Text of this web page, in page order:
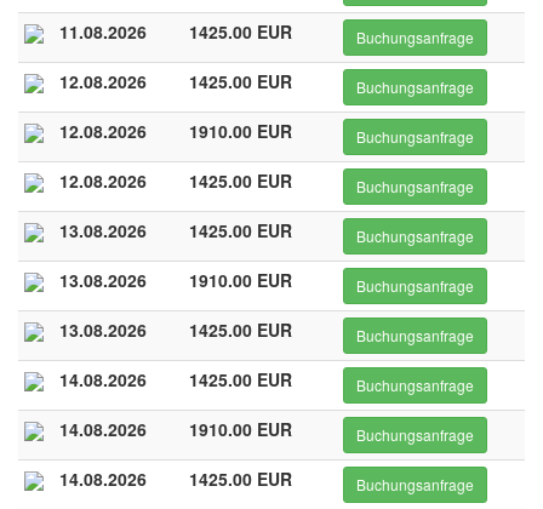
11.08.2026 1425.00 EUR Buchungsanfrage
12.08.2026 1425.00 EUR Buchungsanfrage
12.08.2026 1910.00 EUR Buchungsanfrage
12.08.2026 1425.00 EUR Buchungsanfrage
13.08.2026 1425.00 EUR Buchungsanfrage
13.08.2026 1910.00 EUR Buchungsanfrage
13.08.2026 1425.00 EUR Buchungsanfrage
14.08.2026 1425.00 EUR Buchungsanfrage
14.08.2026 1910.00 EUR Buchungsanfrage
14.08.2026 1425.00 EUR Buchungsanfrage